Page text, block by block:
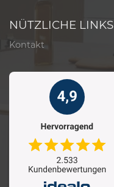
NÜTZLICHE LINKS
Kontakt